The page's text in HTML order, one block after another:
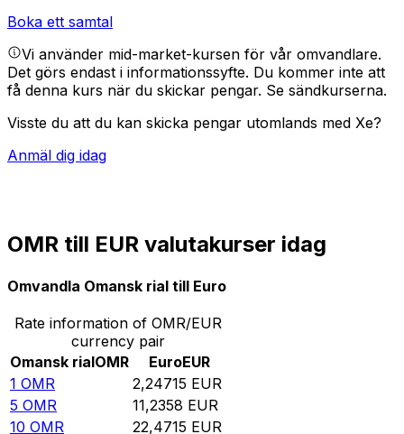
Boka ett samtal
Vi använder mid-market-kursen för vår omvandlare.
Det görs endast i informationssyfte. Du kommer inte att
få denna kurs när du skickar pengar. Se sändkurserna.
Visste du att du kan skicka pengar utomlands med Xe?
Anmäl dig idag
OMR till EUR valutakurser idag
Omvandla Omansk rial till Euro
Rate information of OMR/EUR
currency pair
Omansk rialOMR EuroEUR
1 OMR 2,24715 EUR
5 OMR 11,2358 EUR
10 OMR 22,4715 EUR